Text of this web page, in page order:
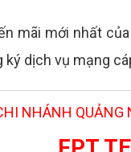
mãi mới nhất
ký dịch vụ mạng
NHÁNH QUẢNG